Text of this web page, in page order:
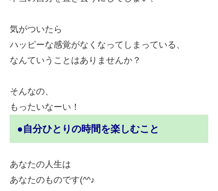
気がついたら
ハッピーな感覚がなくなってしまっている、
なんていうことはありませんか？
そんなの、
もったいなーい！
●自分ひとりの時間を楽しむこと
あなたの人生は
あなたのものです(^^♪